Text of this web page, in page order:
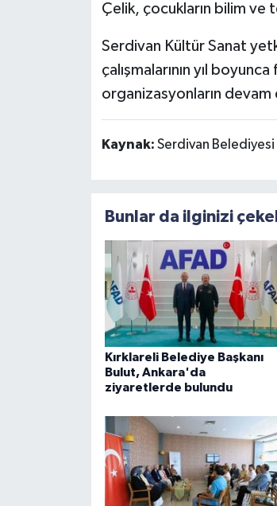
Çelik, çocukların bilim ve
Serdivan Kültür Sanat
çalışmalarının yıl
organizasyonların
Kaynak: Serdivan Belediyesi
Bunlar da ilginizi
Kırklareli Belediye Başkanı
Bulut, Ankara'da
ziyaretlerde bulundu